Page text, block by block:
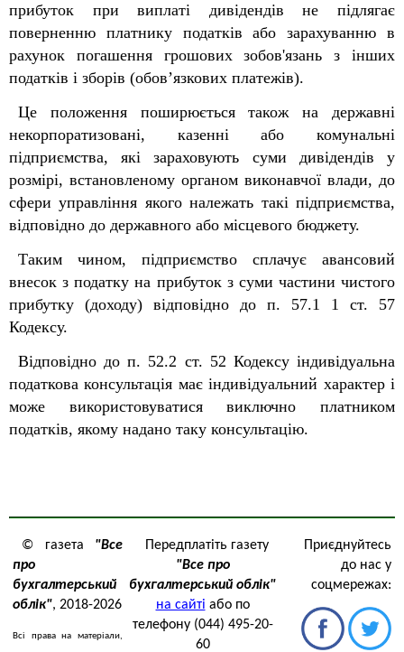
прибуток при виплаті дивідендів не підлягає
поверненню платнику податків або зарахуванню в
рахунок погашення грошових зобов'язань з інших
податків і зборів (обов’язкових платежів).
Це положення поширюється також на державні
некорпоратизовані, казенні або комунальні
підприємства, які зараховують суми дивідендів у
розмірі, встановленому органом виконавчої влади, до
сфери управління якого належать такі підприємства,
відповідно до державного або місцевого бюджету.
Таким чином, підприємство сплачує авансовий
внесок з податку на прибуток з суми частини чистого
прибутку (доходу) відповідно до п. 57.1 1 ст. 57
Кодексу.
Відповідно до п. 52.2 ст. 52 Кодексу індивідуальна
податкова консультація має індивідуальний характер і
може використовуватися виключно платником
податків, якому надано таку консультацію.
© газета "Все
про
бухгалтерський
облік", 2018-2026
Всі права на матеріали,
Передплатіть газету
"Все про
бухгалтерський облік"
на сайті або по
телефону (044) 495-20-
60
Приєднуйтесь
до нас у
соцмережах: